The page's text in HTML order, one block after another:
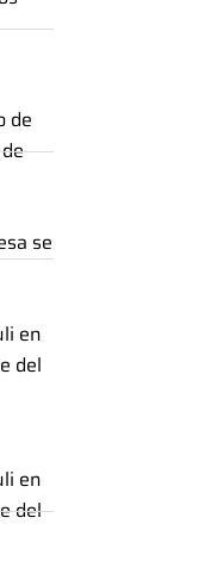
de
se
en
del
en
del